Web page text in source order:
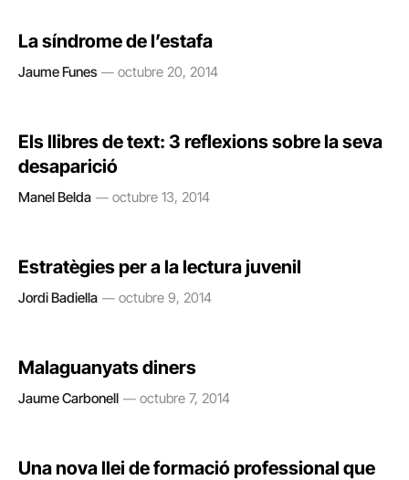
La síndrome de l’estafa
Jaume Funes octubre 20, 2014
Els llibres de text: 3 reflexions sobre la seva
desaparició
Manel Belda octubre 13, 2014
Estratègies per a la lectura juvenil
Jordi Badiella octubre 9, 2014
Malaguanyats diners
Jaume Carbonell octubre 7, 2014
Una nova llei de formació professional que